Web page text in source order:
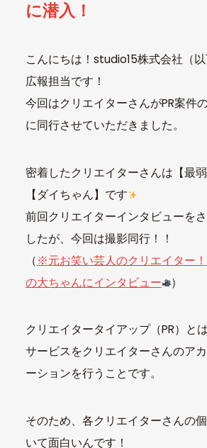
に潜入！
こんにちは！studio15株式会社（
広報担当です！
今回はクリエイターさんがPR案件
に同行させていただきました。
密着したクリエイターさんは【最
【ダイちゃん】です
前回クリエイターインタビューを
したが、今回は撮影同行！！
（※元お笑い芸人のクリエイター
の大ちゃんにインタビュー
）
クリエイタータイアップ（PR）と
サービスをクリエイターさんのア
ーションを行うことです。
そのため、各クリエイターさんの
いて面白いんです！